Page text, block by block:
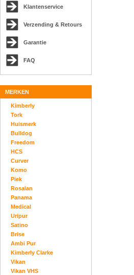
Klantenservice
Verzending & Retours
Garantie
FAQ
MERKEN
Kimberly
Tork
Huismerk
Bulldog
Freedom
HCS
Curver
Komo
Piek
Rosalan
Panama
Medical
Uripur
Satino
Brise
Ambi Pur
Kimberly Clarke
Vikan
Vikan VHS